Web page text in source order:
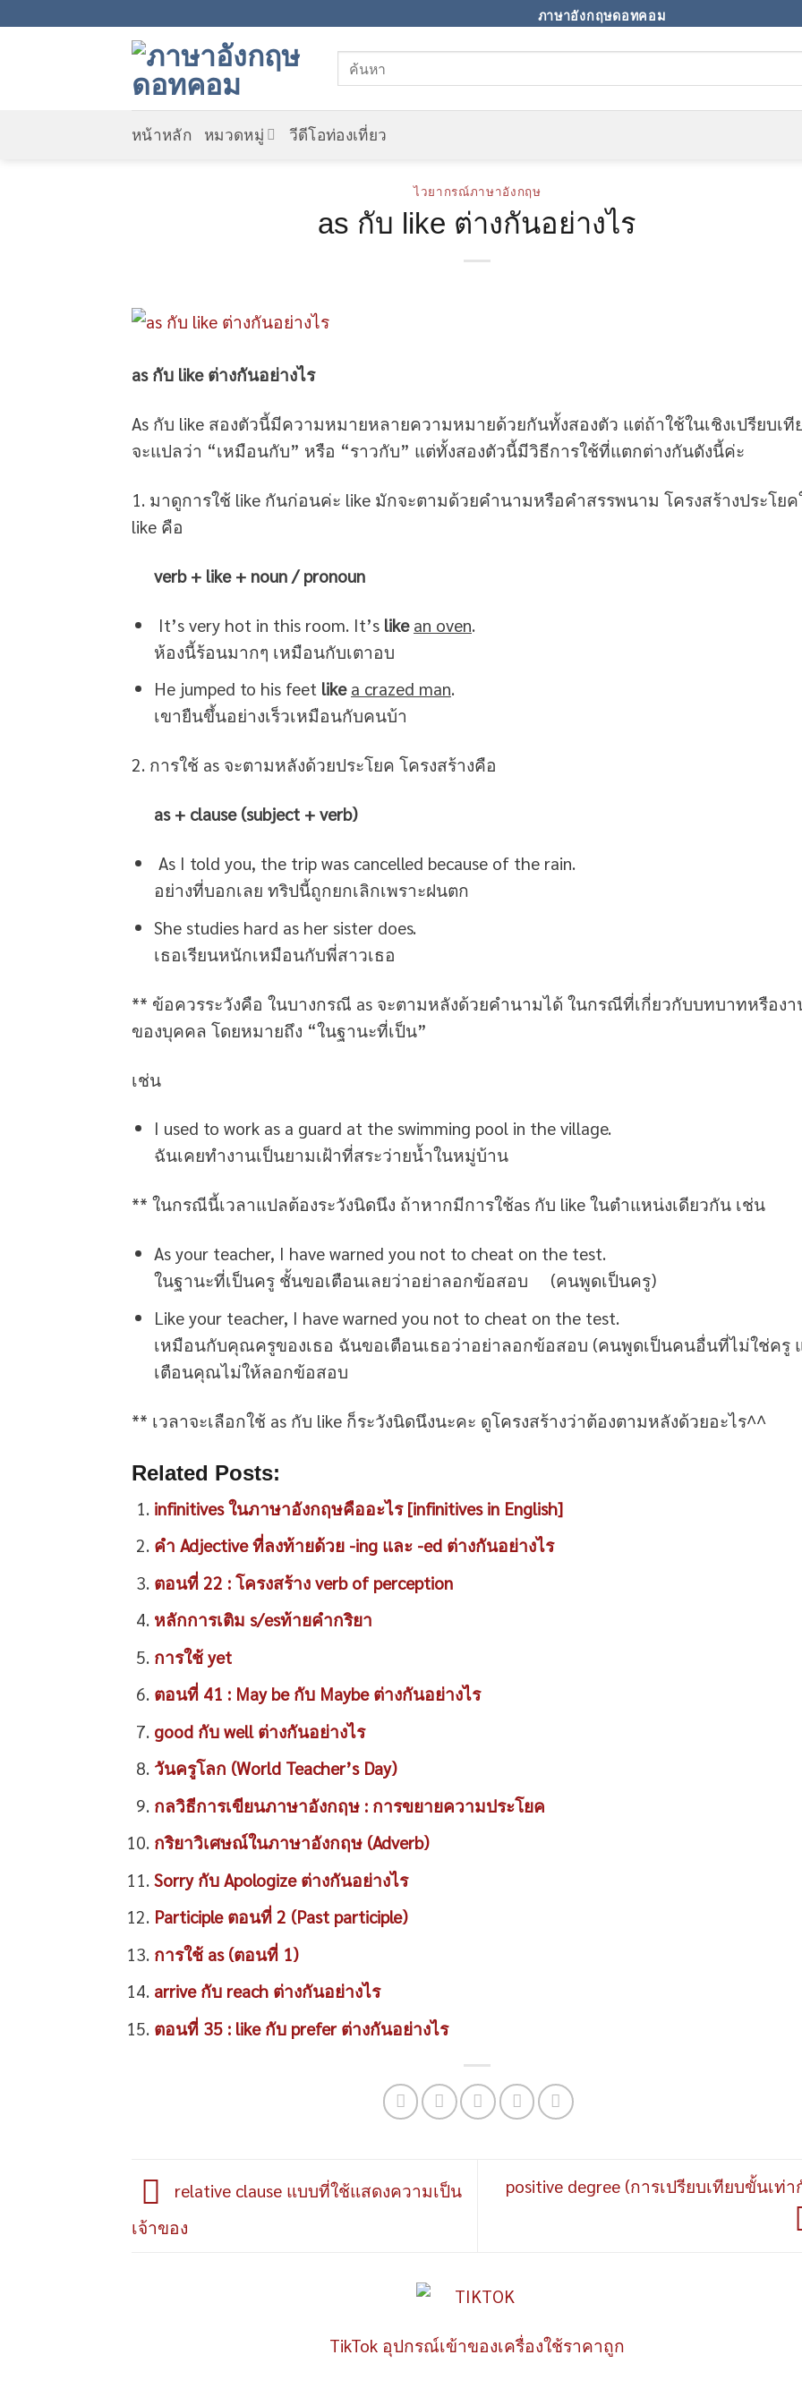
ภาษาอังกฤษดอทคอม
หน้าหลัก หมวดหมู่ วีดีโอท่องเที่ยว
ไวยากรณ์ภาษาอังกฤษ
as กับ like ต่างกันอย่างไร
as กับ like ต่างกันอย่างไร
As กับ like สองตัวนี้มีความหมายหลายความหมายด้วยกันทั้งสองตัว แต่ถ้าใช้ในเชิงเปรียบเที
จะแปลว่า “เหมือนกับ” หรือ “ราวกับ” แต่ทั้งสองตัวนี้มีวิธีการใช้ที่แตกต่างกันดังนี้ค่ะ
1. มาดูการใช้ like กันก่อนค่ะ like มักจะตามด้วยคำนามหรือคำสรรพนาม โครงสร้างประโย
like คือ
verb + like + noun / pronoun
It’s very hot in this room. It’s like an oven.
ห้องนี้ร้อนมากๆ เหมือนกับเตาอบ
He jumped to his feet like a crazed man.
เขายืนขึ้นอย่างเร็วเหมือนกับคนบ้า
2. การใช้ as จะตามหลังด้วยประโยค โครงสร้างคือ
as + clause (subject + verb)
As I told you, the trip was cancelled because of the rain.
อย่างที่บอกเลย ทริปนี้ถูกยกเลิกเพราะฝนตก
She studies hard as her sister does.
เธอเรียนหนักเหมือนกับพี่สาวเธอ
** ข้อควรระวังคือ ในบางกรณี as จะตามหลังด้วยคำนามได้ ในกรณีที่เกี่ยวกับบทบาทหรืองา
ของบุคคล โดยหมายถึง “ในฐานะที่เป็น”
เช่น
I used to work as a guard at the swimming pool in the village.
ฉันเคยทำงานเป็นยามเฝ้าที่สระว่ายน้ำในหมู่บ้าน
** ในกรณีนี้เวลาแปลต้องระวังนิดนึง ถ้าหากมีการใช้as กับ like ในตำแหน่งเดียวกัน เช่น
As your teacher, I have warned you not to cheat on the test.
ในฐานะที่เป็นครู ชั้นขอเตือนเลยว่าอย่าลอกข้อสอบ (คนพูดเป็นครู)
Like your teacher, I have warned you not to cheat on the test.
เหมือนกับคุณครูของเธอ ฉันขอเตือนเธอว่าอย่าลอกข้อสอบ (คนพูดเป็นคนอื่นที่ไม่ใช่ครู
เตือนคุณไม่ให้ลอกข้อสอบ
** เวลาจะเลือกใช้ as กับ like ก็ระวังนิดนึงนะคะ ดูโครงสร้างว่าต้องตามหลังด้วยอะไร^^
Related Posts:
infinitives ในภาษาอังกฤษคืออะไร [infinitives in English]
คำ Adjective ที่ลงท้ายด้วย -ing และ -ed ต่างกันอย่างไร
ตอนที่ 22 : โครงสร้าง verb of perception
หลักการเติม s/esท้ายคำกริยา
การใช้ yet
ตอนที่ 41 : May be กับ Maybe ต่างกันอย่างไร
good กับ well ต่างกันอย่างไร
วันครูโลก (World Teacher’s Day)
กลวิธีการเขียนภาษาอังกฤษ : การขยายความประโยค
กริยาวิเศษณ์ในภาษาอังกฤษ (Adverb)
Sorry กับ Apologize ต่างกันอย่างไร
Participle ตอนที่ 2 (Past participle)
การใช้ as (ตอนที่ 1)
arrive กับ reach ต่างกันอย่างไร
ตอนที่ 35 : like กับ prefer ต่างกันอย่างไร
relative clause แบบที่ใช้แสดงความเป็น
เจ้าของ
positive degree (การเปรียบเทียบขั้นเท่
TikTok อุปกรณ์เข้าของเครื่องใช้ราคาถูก